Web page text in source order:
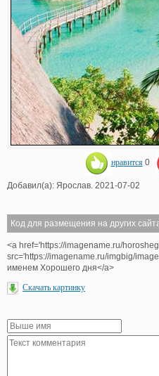
нравится 0
Добавил(а): Ярослав. 2021-07-02
Код для размещения на других
<a href='https://imagename.ru/
src='https://imagename.ru/imgbig/
именем Хорошего дня</a>
Скачать картинку